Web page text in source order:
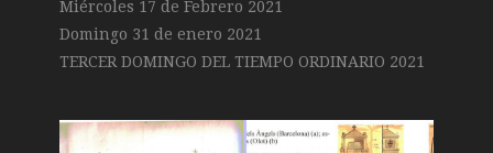
Miércoles 17 de Febrero 2021
Domingo 31 de enero 2021
TERCER DOMINGO DEL TIEMPO ORDINARIO 2021